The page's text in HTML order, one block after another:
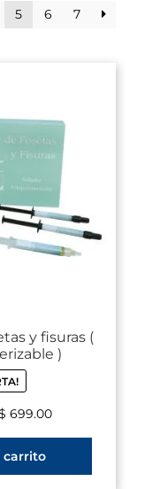
5 6 7
y fisuras (
)
699.00
carrito